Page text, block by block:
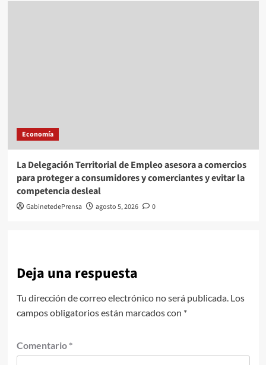
Economía
La Delegación Territorial de Empleo asesora a comercios
para proteger a consumidores y comerciantes y evitar la
competencia desleal
GabinetedePrensa agosto 5, 2026 0
Deja una respuesta
Tu dirección de correo electrónico no será publicada. Los
campos obligatorios están marcados con *
Comentario *